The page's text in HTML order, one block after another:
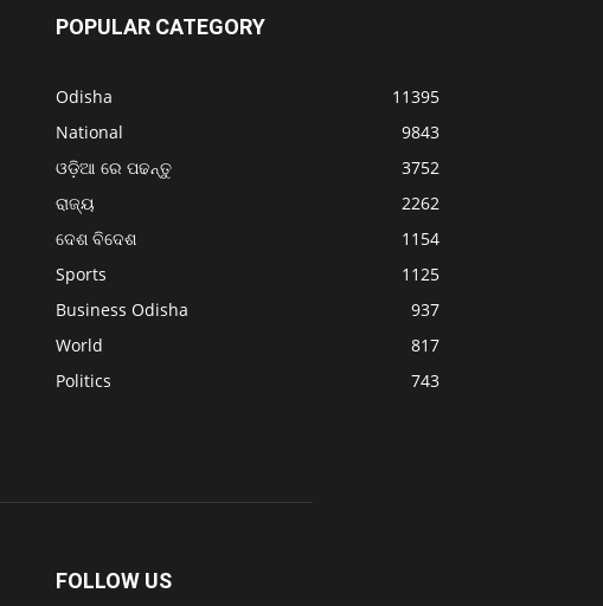
POPULAR CATEGORY
Odisha
11395
National
9843
ଓଡ଼ିଆ ରେ ପଢନ୍ତୁ
3752
ରାଜ୍ୟ
2262
ଦେଶ ବିଦେଶ
1154
Sports
1125
Business Odisha
937
World
817
Politics
743
FOLLOW US